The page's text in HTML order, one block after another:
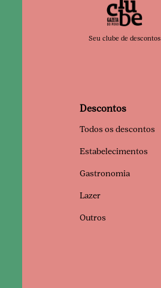
Seu clube de descontos
Descontos
Todos os descontos
Estabelecimentos
Gastronomia
Lazer
Outros